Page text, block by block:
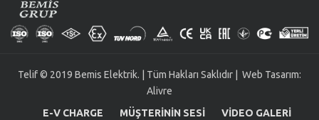
Telif © 2019 Bemis Elektrik. | Tüm Hakları Saklıdır | Web Tasarım:
Alivre
E-V CHARGE
MÜŞTERININ SESI VIDEO GALERI